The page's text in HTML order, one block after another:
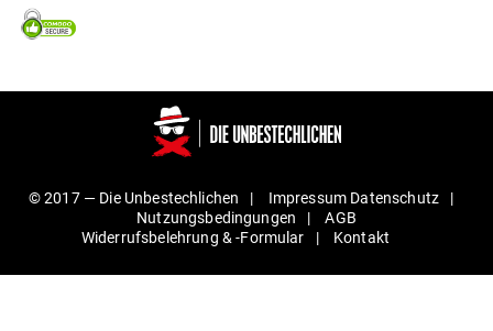
© 2017 — Die Unbestechlichen Impressum Daten­schutz
Nut­zungs­be­din­gungen
AGB
Wider­rufs­be­lehrung & ‑For­mular
Kontakt